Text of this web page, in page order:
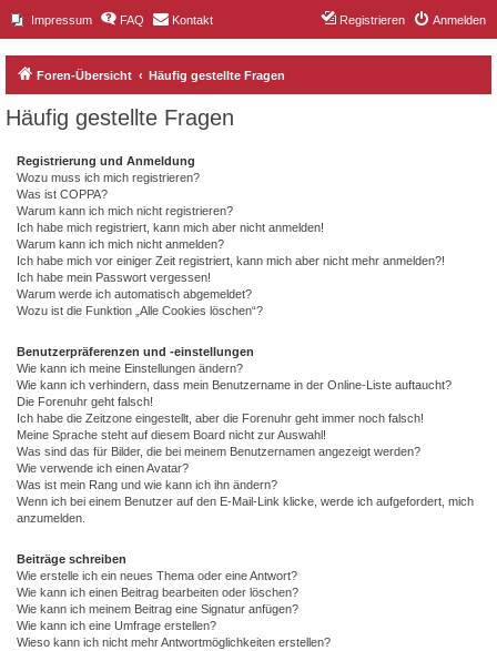
Impressum FAQ Kontakt Anmelden
Registrieren
Foren-Übersicht Häufig gestellte Fragen
Häufig gestellte Fragen
Registrierung und Anmeldung
Wozu muss ich mich registrieren?
Was ist COPPA?
Warum kann ich mich nicht registrieren?
Ich habe mich registriert, kann mich aber nicht anmelden!
Warum kann ich mich nicht anmelden?
Ich habe mich vor einiger Zeit registriert, kann mich aber nicht mehr anmelden?!
Ich habe mein Passwort vergessen!
Warum werde ich automatisch abgemeldet?
Wozu ist die Funktion „Alle Cookies löschen“?
Benutzerpräferenzen und -einstellungen
Wie kann ich meine Einstellungen ändern?
Wie kann ich verhindern, dass mein Benutzername in der Online-Liste auftaucht?
Die Forenuhr geht falsch!
Ich habe die Zeitzone eingestellt, aber die Forenuhr geht immer noch falsch!
Meine Sprache steht auf diesem Board nicht zur Auswahl!
Was sind das für Bilder, die bei meinem Benutzernamen angezeigt werden?
Wie verwende ich einen Avatar?
Was ist mein Rang und wie kann ich ihn ändern?
Wenn ich bei einem Benutzer auf den E-Mail-Link klicke, werde ich aufgefordert, mich
anzumelden.
Beiträge schreiben
Wie erstelle ich ein neues Thema oder eine Antwort?
Wie kann ich einen Beitrag bearbeiten oder löschen?
Wie kann ich meinem Beitrag eine Signatur anfügen?
Wie kann ich eine Umfrage erstellen?
Wieso kann ich nicht mehr Antwortmöglichkeiten erstellen?